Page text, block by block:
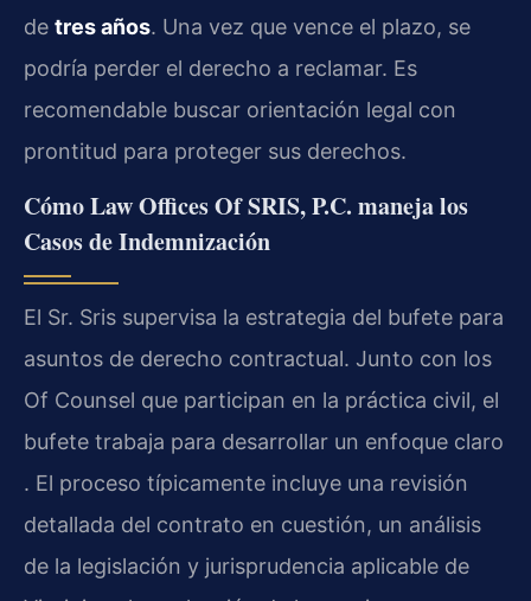
de tres años. Una vez que vence el plazo, se
podría perder el derecho a reclamar. Es
recomendable buscar orientación legal con
prontitud para proteger sus derechos.
Cómo Law Offices Of SRIS, P.C. maneja los
Casos de Indemnización
El Sr. Sris supervisa la estrategia del bufete para
asuntos de derecho contractual. Junto con los
Of Counsel que participan en la práctica civil, el
bufete trabaja para desarrollar un enfoque claro
. El proceso típicamente incluye una revisión
detallada del contrato en cuestión, un análisis
de la legislación y jurisprudencia aplicable de